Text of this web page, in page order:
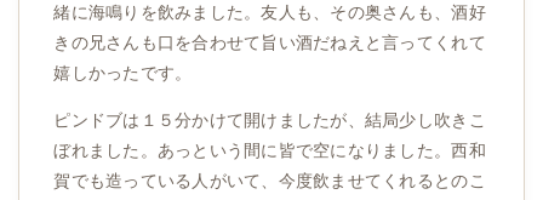
緒に海鳴りを飲みました。友人も、その奥さんも、酒好
きの兄さんも口を合わせて旨い酒だねえと言ってくれて
嬉しかったです。
ピンドブは１５分かけて開けましたが、結局少し吹きこ
ぼれました。あっという間に皆で空になりました。西和
賀でも造っている人がいて、今度飲ませてくれるとのこ